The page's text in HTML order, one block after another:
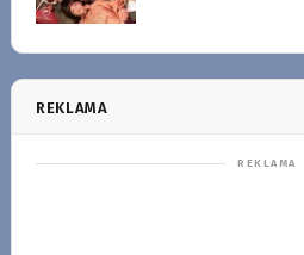
REKLAMA